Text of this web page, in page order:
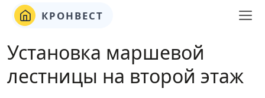
КРОНВЕСТ
Установка маршевой
лестницы на второй этаж